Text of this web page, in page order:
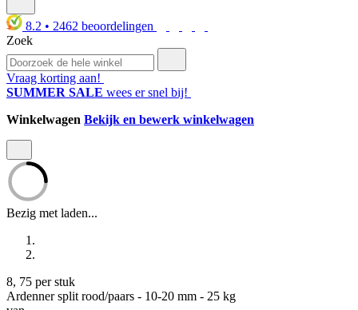
8.2 • 2462 beoordelingen
Zoek
Vraag korting aan!
SUMMER SALE wees er snel bij!
Winkelwagen Bekijk en bewerk winkelwagen
Bezig met laden...
8, 75 per stuk
Ardenner split rood/paars - 10-20 mm - 25 kg